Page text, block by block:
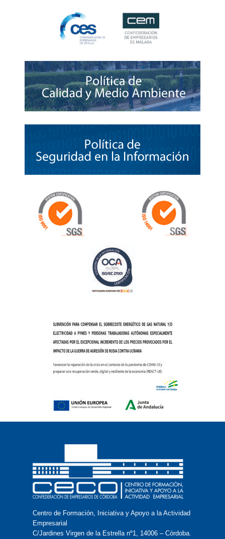
Centro de Formación, Iniciativa y Apoyo a la Actividad
Empresarial
C/Jardines Virgen de la Estrella nº1, 14006 – Córdoba.